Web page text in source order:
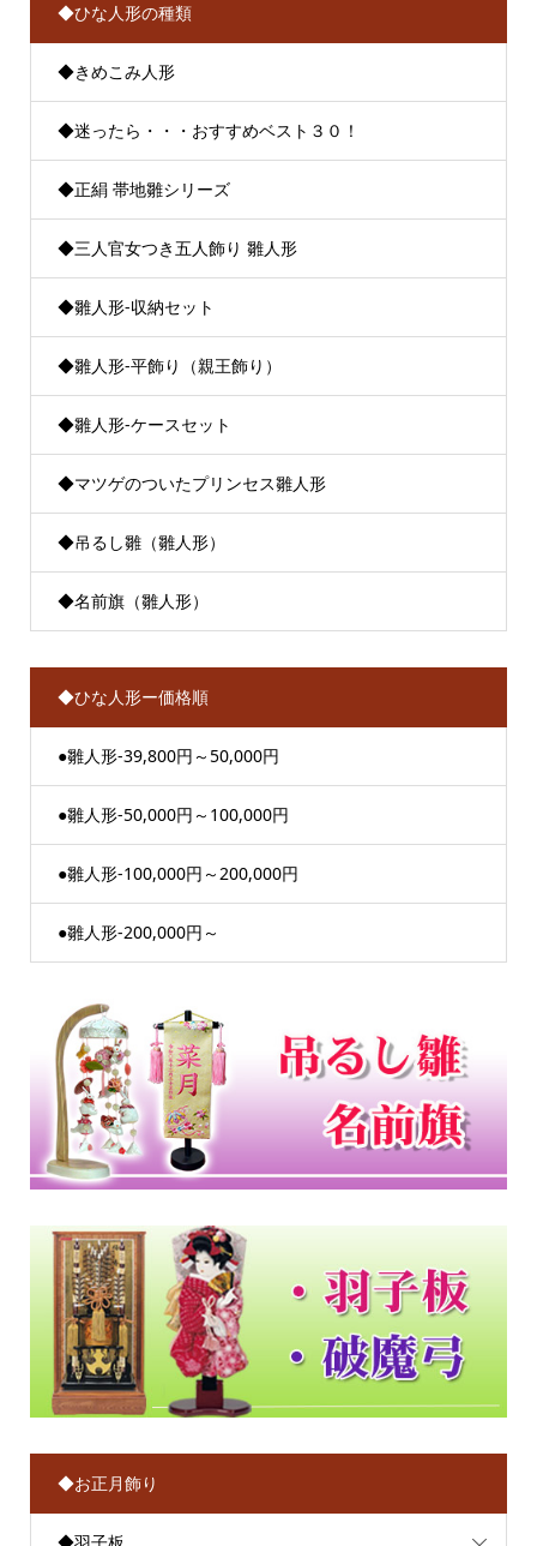
◆ひな人形の種類
◆きめこみ人形
◆迷ったら・・・おすすめベスト３０！
◆正絹 帯地雛シリーズ
◆三人官女つき五人飾り 雛人形
◆雛人形-収納セット
◆雛人形-平飾り（親王飾り）
◆雛人形-ケースセット
◆マツゲのついたプリンセス雛人形
◆吊るし雛（雛人形）
◆名前旗（雛人形）
◆ひな人形ー価格順
●雛人形-39,800円～50,000円
●雛人形-50,000円～100,000円
●雛人形-100,000円～200,000円
●雛人形-200,000円～
◆お正月飾り